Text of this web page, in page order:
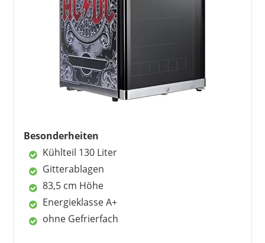
Besonderheiten
Kühlteil 130 Liter
Gitterablagen
83,5 cm Höhe
Energieklasse A+
ohne Gefrierfach